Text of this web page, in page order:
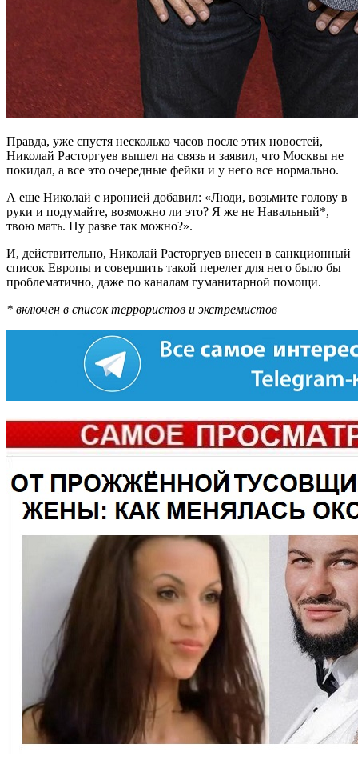
Правда, уже спустя несколько часов после этих новостей,
Николай Расторгуев вышел на связь и заявил, что Москвы не
покидал, а все это очередные фейки и у него все нормально.
А еще Николай с иронией добавил: «Люди, возьмите голову в
руки и подумайте, возможно ли это? Я же не Навальный*,
твою мать. Ну разве так можно?».
И, действительно, Николай Расторгуев внесен в санкционный
список Европы и совершить такой перелет для него было бы
проблематично, даже по каналам гуманитарной помощи.
* включен в список террористов и экстремистов